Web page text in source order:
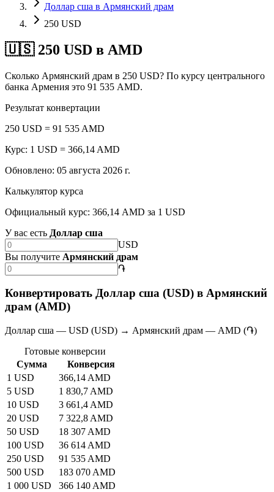
Доллар сша в Армянский драм
250 USD
🇺🇸 250 USD в AMD
Сколько Армянский драм в 250 USD? По курсу центрального
банка Армения это 91 535 AMD.
Результат конвертации
250 USD = 91 535 AMD
Курс: 1 USD = 366,14 AMD
Обновлено: 05 августа 2026 г.
Калькулятор курса
Официальный курс: 366,14 AMD за 1 USD
У вас есть Доллар сша
USD
Вы получите Армянский драм
֏
Конвертировать Доллар сша (USD) в Армянский
драм (AMD)
Доллар сша — USD (USD) → Армянский драм — AMD (֏)
Готовые конверсии
Сумма
Конверсия
1 USD
366,14 AMD
5 USD
1 830,7 AMD
10 USD
3 661,4 AMD
20 USD
7 322,8 AMD
50 USD
18 307 AMD
100 USD
36 614 AMD
250 USD
91 535 AMD
500 USD
183 070 AMD
1 000 USD
366 140 AMD